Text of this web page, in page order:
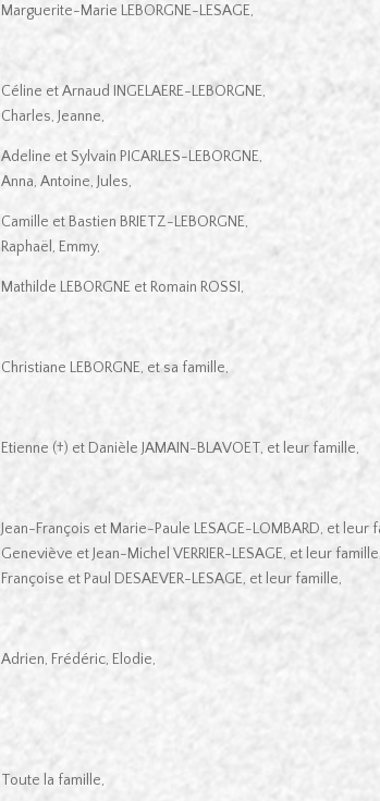
Marguerite-Marie LEBORGNE-LESAGE,
Céline et Arnaud INGELAERE-LEBORGNE,
Charles, Jeanne,
Adeline et Sylvain PICARLES-LEBORGNE,
Anna, Antoine, Jules,
Camille et Bastien BRIETZ-LEBORGNE,
Raphaël, Emmy,
Mathilde LEBORGNE et Romain ROSSI,
Christiane LEBORGNE, et sa famille,
Etienne (†) et Danièle JAMAIN-BLAVOET, et leur famille,
Jean-François et Marie-Paule LESAGE-LOMBARD, et leur
Geneviève et Jean-Michel VERRIER-LESAGE, et leur famille,
Françoise et Paul DESAEVER-LESAGE, et leur famille,
Adrien, Frédéric, Elodie,
Toute la famille,